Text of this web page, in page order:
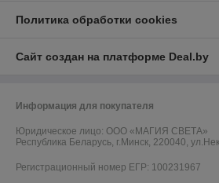
Политика обработки cookies
Сайт создан на платформе Deal.by
Информация для покупателя
Юридическое лицо: ООО «МАГИЯ СВЕТА»
Республика Беларусь, г.Минск, 220040,
Регистрационный номер ЕГР: 100231967